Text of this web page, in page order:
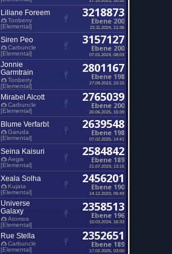
Liliane Foreem
Tonberry
[Elemental]
3218873
Ebene 200
22.11.2024, 11:36
Siren Peo
Carbuncle
[Elemental]
3157127
Ebene 200
07.01.2024, 08:03
Jonnie
Garmtrain
Tonberry
[Elemental]
2801167
Ebene 198
27.09.2023, 23:15
Mirabel Alcott
Carbuncle
[Elemental]
2765039
Ebene 200
20.06.2025, 15:39
Blume Verfarbt
Garuda
[Elemental]
2639548
Ebene 198
07.02.2025, 14:41
Seina Kaisuri
Aegis
[Elemental]
2584842
Ebene 189
21.07.2023, 13:15
Xeala Solha
Kujata
[Elemental]
2456201
Ebene 190
14.12.2023, 05:49
Universe
Galaxy
Atomos
[Elemental]
2358513
Ebene 196
10.03.2024, 16:33
Rue Stella
Carbuncle
[Elemental]
2352651
Ebene 189
17.02.2025, 03:00